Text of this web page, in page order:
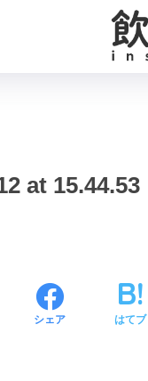
at 15.44.53
シェア はてブ